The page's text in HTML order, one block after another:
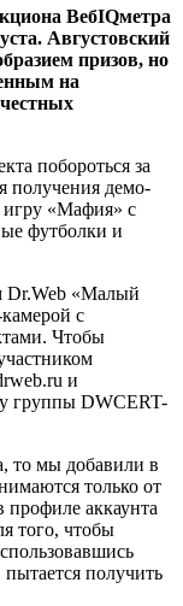
ВебIQметра
Августовский
призов, но
на
побороться за
получения демо-
игру «Мафия» с
футболки и
Dr.Web «Малый
с
Чтобы
и
группы DWCERT-
то мы добавили в
только от
профиле аккаунта
того, чтобы
получить